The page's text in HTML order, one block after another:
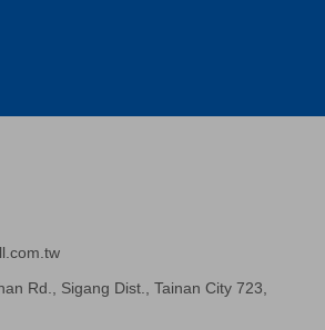
Rd., Sigang Dist., Tainan City 723,